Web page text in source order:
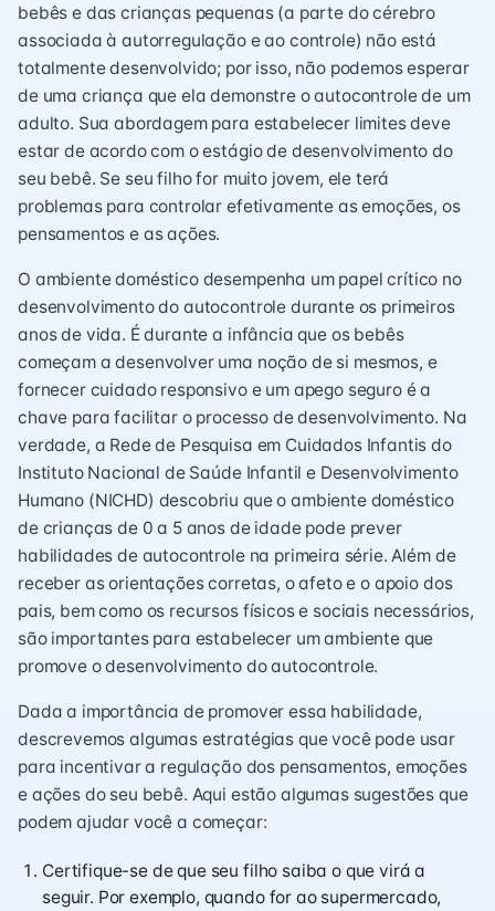
bebês e das crianças pequenas (a parte do cérebro
associada à autorregulação e ao controle) não está
totalmente desenvolvido; por isso, não podemos esperar
de uma criança que ela demonstre o autocontrole de um
adulto. Sua abordagem para estabelecer limites deve
estar de acordo com o estágio de desenvolvimento do
seu bebê. Se seu filho for muito jovem, ele terá
problemas para controlar efetivamente as emoções, os
pensamentos e as ações.
O ambiente doméstico desempenha um papel crítico no
desenvolvimento do autocontrole durante os primeiros
anos de vida. É durante a infância que os bebês
começam a desenvolver uma noção de si mesmos, e
fornecer cuidado responsivo e um apego seguro é a
chave para facilitar o processo de desenvolvimento. Na
verdade, a Rede de Pesquisa em Cuidados Infantis do
Instituto Nacional de Saúde Infantil e Desenvolvimento
Humano (NICHD) descobriu que o ambiente doméstico
de crianças de 0 a 5 anos de idade pode prever
habilidades de autocontrole na primeira série. Além de
receber as orientações corretas, o afeto e o apoio dos
pais, bem como os recursos físicos e sociais necessários,
são importantes para estabelecer um ambiente que
promove o desenvolvimento do autocontrole.
Dada a importância de promover essa habilidade,
descrevemos algumas estratégias que você pode usar
para incentivar a regulação dos pensamentos, emoções
e ações do seu bebê. Aqui estão algumas sugestões que
podem ajudar você a começar:
Certifique-se de que seu filho saiba o que virá a
seguir. Por exemplo, quando for ao supermercado,